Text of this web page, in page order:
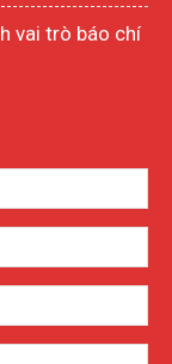
vai trò báo chí